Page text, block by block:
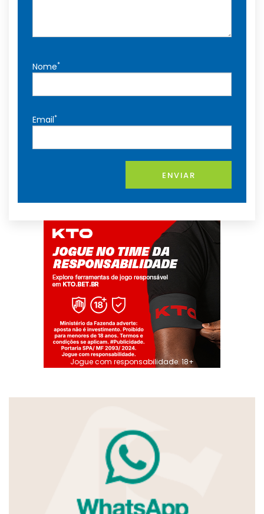
Nome*
Email*
ENVIAR
Jogue com responsabilidade. 18+